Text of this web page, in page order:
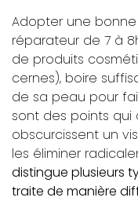
Adopter une
réparateur de 7 à
de produits
cernes), boire
de sa peau pour
sont des points qui
obscurcissent un
les éliminer
distingue plusieurs
traite de manière